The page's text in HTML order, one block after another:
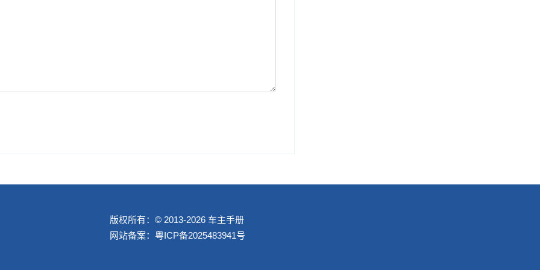
版权所有：© 2013-2026 车主手册
网站备案： 粤ICP备2025483941号